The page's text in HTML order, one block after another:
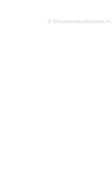
©